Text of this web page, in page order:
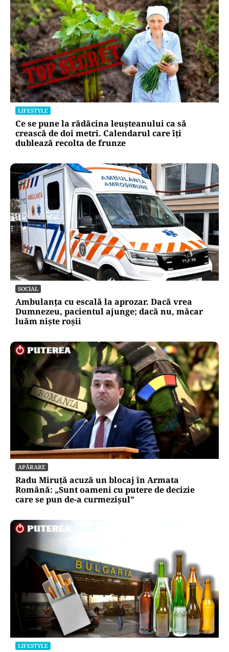
LIFESTYLE
Ce se pune la rădăcina leușteanului ca să
crească de doi metri. Calendarul care îți
dublează recolta de frunze
SOCIAL
Ambulanța cu escală la aprozar. Dacă vrea
Dumnezeu, pacientul ajunge; dacă nu, măcar
luăm niște roșii
APĂRARE
Radu Miruță acuză un blocaj în Armata
Română: „Sunt oameni cu putere de decizie
care se pun de-a curmezișul”
LIFESTYLE